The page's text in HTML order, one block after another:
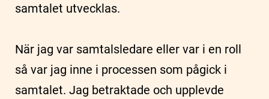
samtalet utvecklas.
När jag var samtalsledare eller var i en roll
så var jag inne i processen som pågick i
samtalet. Jag betraktade och upplevde